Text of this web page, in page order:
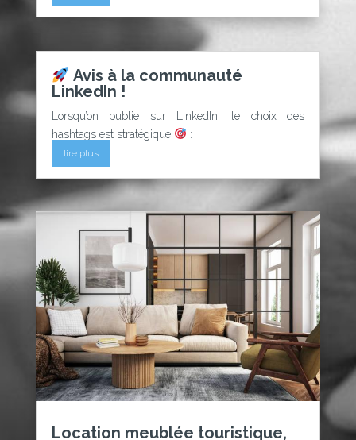
Avis à la communauté
LinkedIn !
Lorsqu’on publie sur LinkedIn, le choix des
hashtags est stratégique
:
lire plus
Location meublée touristique,